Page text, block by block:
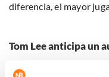
diferencia, el mayor
Tom Lee anticipa un
El destacado trader